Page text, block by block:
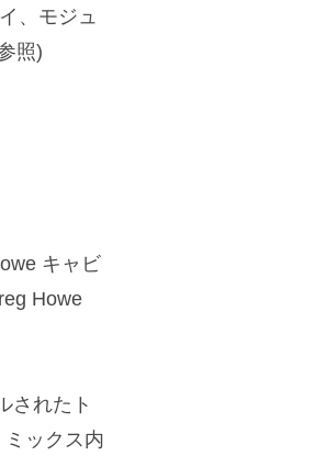
、モジュ
照)
キャビ
Howe
されたト
ックス内